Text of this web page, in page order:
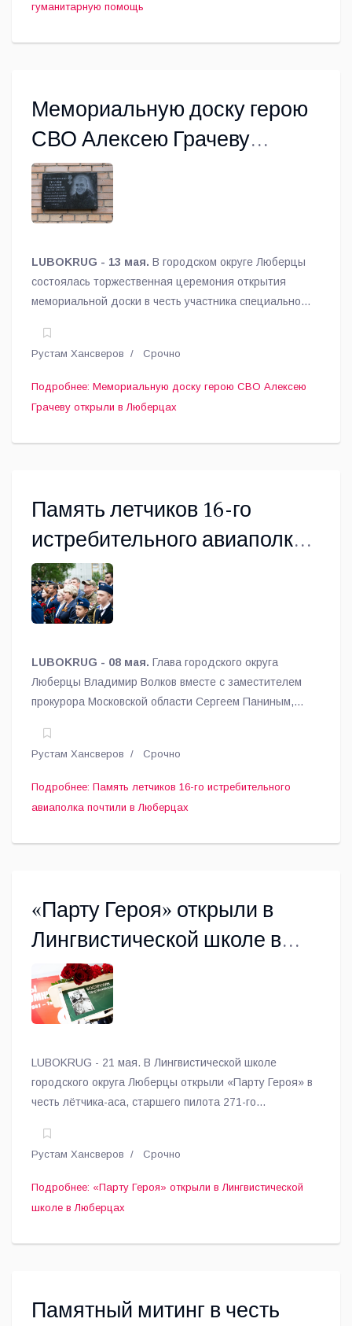
гуманитарную помощь
Мемориальную доску герою
СВО Алексею Грачеву
открыли в Люберцах
LUBOKRUG - 13 мая. В городском округе Люберцы
состоялась торжественная церемония открытия
мемориальной доски в честь участника специальной
Рустам Хансверов Срочно
Подробнее: Мемориальную доску герою СВО Алексею
Грачеву открыли в Люберцах
Память летчиков 16-го
истребительного авиаполка
почтили в Люберцах
LUBOKRUG - 08 мая. Глава городского округа
Люберцы Владимир Волков вместе с заместителем
прокурора Московской области Сергеем Паниным,
Дня Победы возложили цветы к памятнику «Трем
Иванам», почтив память легендарных летчиков 16-го
истребительного авиаполка.
Рустам Хансверов Срочно
Подробнее: Память летчиков 16-го истребительного
авиаполка почтили в Люберцах
«Парту Героя» открыли в
Лингвистической школе в
Люберцах
LUBOKRUG - 21 мая. В Лингвистической школе
городского округа Люберцы открыли «Парту Героя» в
честь лётчика-аса, старшего пилота 271-го
Рустам Хансверов Срочно
Подробнее: «Парту Героя» открыли в Лингвистической
школе в Люберцах
Памятный митинг в честь